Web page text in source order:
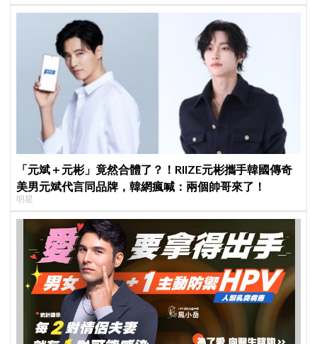
「元斌＋元彬」竟然合體了？！RIIZE元彬攜手韓國傳奇
美男元斌代言同品牌，韓網瘋喊：兩個帥哥來了！
明星